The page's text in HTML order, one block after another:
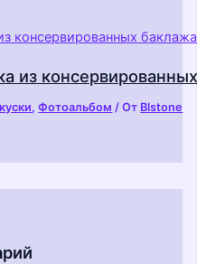
из
,Фотоальбом / От Blstone